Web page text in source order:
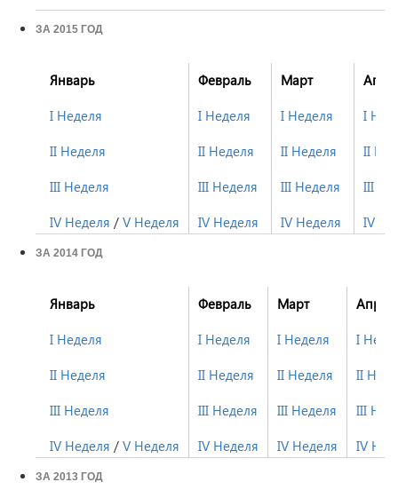
ЗА 2015 ГОД
Январь
I Неделя
II Неделя
III Неделя
IV Неделя / V Неделя
Февраль
I Неделя
II Неделя
III Неделя
IV Неделя
Март
I Неделя
II Неделя
III Неделя
IV Неделя
I
II
III
IV
ЗА 2014 ГОД
Январь
I Неделя
II Неделя
III Неделя
IV Неделя / V Неделя
Февраль
I Неделя
II Неделя
III Неделя
IV Неделя
Март
I Неделя
II Неделя
III Неделя
IV Неделя
I
II
III
IV
ЗА 2013 ГОД